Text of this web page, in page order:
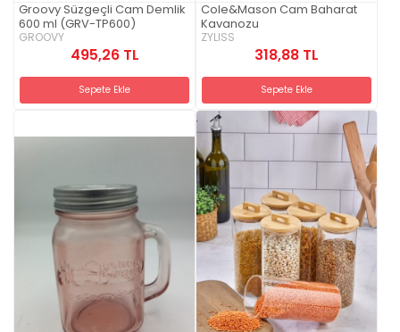
Groovy Süzgeçli Cam Demlik
600 ml (GRV-TP600)
GROOVY
495,26 TL
Sepete Ekle
Cole&Mason Cam Baharat
Kavanozu
ZYLISS
318,88 TL
Sepete Ekle